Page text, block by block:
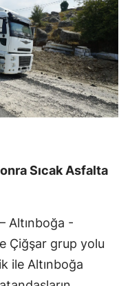
Sıcak Asfalta
Altınboğa -
Çiğşar grup yolu
ile Altınboğa